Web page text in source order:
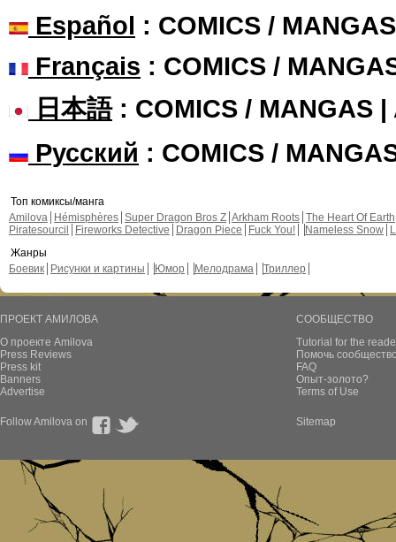
Español : COMICS /
Français : COMICS /
日本語: COMICS / MANGAS |
Русский : COMICS /
Топ комиксы/манга
Amilova
Hémisphères Super Dragon Bros Z Arkham Roots The Heart Of Earth
Piratesourcil
Fireworks Detective Dragon Piece Fuck You! Nameless Snow
Жанры
Боевик
Рисунки и картины Юмор Мелодрама Триллер
ПРОЕКТ АМИЛОВА
О проекте Amilova
Press Reviews
Press kit
Banners
Advertise
СООБЩЕСТВО
Tutorial for the
Помочь
FAQ
Опыт-золото?
Terms of Use
Follow Amilova on Sitemap